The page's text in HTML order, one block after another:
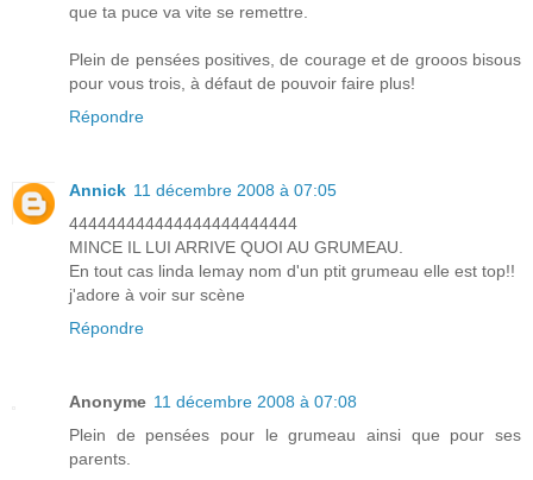
que ta puce va vite se remettre.
Plein de pensées positives, de courage et de grooos bisous
pour vous trois, à défaut de pouvoir faire plus!
Répondre
Annick 11 décembre 2008 à 07:05
444444444444444444444444
MINCE IL LUI ARRIVE QUOI AU GRUMEAU.
En tout cas linda lemay nom d'un ptit grumeau elle est top!!
j'adore à voir sur scène
Répondre
Anonyme 11 décembre 2008 à 07:08
Plein de pensées pour le grumeau ainsi que pour ses
parents.